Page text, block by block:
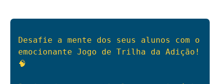
Desafie a mente dos seus alunos com o
emocionante Jogo de Trilha da Adição!
🧠